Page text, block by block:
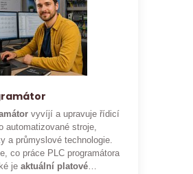
vyvíjí a upravuje řídicí
automatizované stroje,
a průmyslové technologie.
co práce PLC programátora
jeaktuální platové